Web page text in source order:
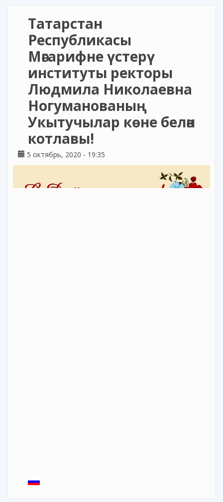
Татарстан
Республикасы
Мәгарифне үстерү
институты ректоры
Людмила Николаевна
Ногуманованың
Укытучылар көне белән
котлавы!
5 октябрь, 2020 - 19:35